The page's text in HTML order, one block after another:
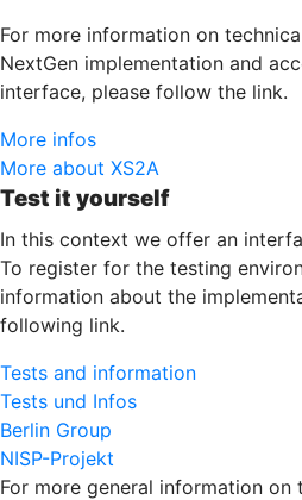
For more information on
NextGen implementation and
interface, please follow the link.
More infos
More about XS2A
Test it yourself
In this context we offer an
To register for the testing
information about the
following link.
Tests and information
Tests und Infos
Berlin Group
NISP-Projekt
For more general information on